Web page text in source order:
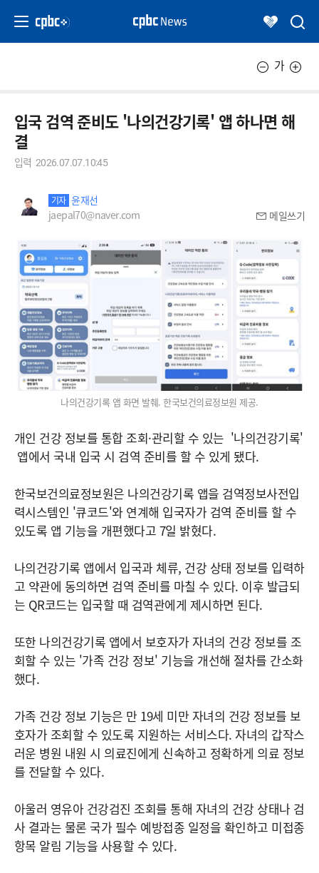
가
입국 검역 준비도 '나의건강기록' 앱 하나면 해
결
입력 2026.07.07.10:45
기자 윤재선
jaepal70@naver.com
메일쓰기
나의건강기록 앱 화면 발췌. 한국보건의료정보원 제공.
개인 건강 정보를 통합 조회·관리할 수 있는 '나의건강기록'
앱에서 국내 입국 시 검역 준비를 할 수 있게 됐다.
한국보건의료정보원은 나의건강기록 앱을 검역정보사전입
력시스템인 '큐코드'와 연계해 입국자가 검역 준비를 할 수
있도록 앱 기능을 개편했다고 7일 밝혔다.
나의건강기록 앱에서 입국과 체류, 건강 상태 정보를 입력하
고 약관에 동의하면 검역 준비를 마칠 수 있다. 이후 발급되
는 QR코드는 입국할 때 검역관에게 제시하면 된다.
또한 나의건강기록 앱에서 보호자가 자녀의 건강 정보를 조
회할 수 있는 '가족 건강 정보' 기능을 개선해 절차를 간소화
했다.
가족 건강 정보 기능은 만 19세 미만 자녀의 건강 정보를 보
호자가 조회할 수 있도록 지원하는 서비스다. 자녀의 갑작스
러운 병원 내원 시 의료진에게 신속하고 정확하게 의료 정보
를 전달할 수 있다.
아울러 영유아 건강검진 조회를 통해 자녀의 건강 상태나 검
사 결과는 물론 국가 필수 예방접종 일정을 확인하고 미접종
항목 알림 기능을 사용할 수 있다.